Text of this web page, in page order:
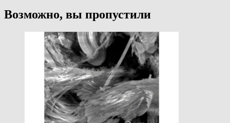
Возможно, вы пропустили